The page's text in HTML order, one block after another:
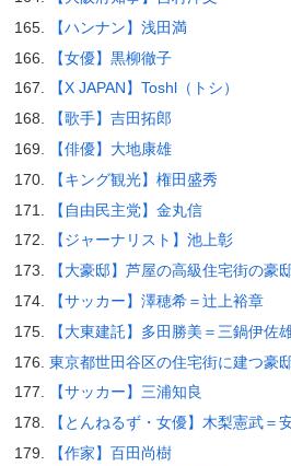
【ハンナン】浅田満
【女優】黒柳徹子
【X JAPAN】Toshl（トシ）
【歌手】吉田拓郎
【俳優】大地康雄
【キング観光】権田盛秀
【自由民主党】金丸信
【ジャーナリスト】池上彰
【大豪邸】芦屋の高級住宅街の豪
【サッカー】澤穂希＝辻上裕章
【大東建託】多田勝美＝三鍋伊佐
東京都世田谷区の住宅街に建つ豪
【サッカー】三浦知良
【とんねるず・女優】木梨憲武＝
【作家】百田尚樹